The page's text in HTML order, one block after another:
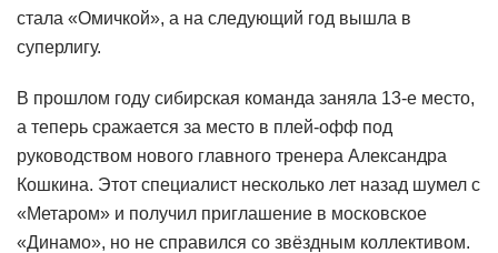
стала «Омичкой», а на следующий год вышла в
суперлигу.
В прошлом году сибирская команда заняла 13-е место,
а теперь сражается за место в плей-офф под
руководством нового главного тренера Александра
Кошкина. Этот специалист несколько лет назад шумел с
«Метаром» и получил приглашение в московское
«Динамо», но не справился со звёздным коллективом.